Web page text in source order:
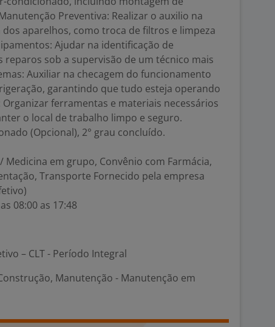
Preventiva: Realizar o auxilio na
aparelhos, como troca de filtros e limpeza
Ajudar na identificação de
sob a supervisão de um técnico mais
Auxiliar na checagem do funcionamento
garantindo que tudo esteja operando
ferramentas e materiais necessários
o local de trabalho limpo e seguro.
(Opcional), 2° grau concluído.
Medicina em grupo, Convênio com Farmácia,
Transporte Fornecido pela empresa
08:00 as 17:48
– CLT - Período Integral
Manutenção - Manutenção em